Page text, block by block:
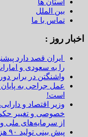
بین الملل
تماس با ما
اخبار روز :
ایران قصد دارد
را به سعودی و
واشنگتن در برابر
عمل جراحی به پایان
است!
وزیر اقتصاد و
خصوصی و تغییر
از سرمایه‌های ملی
پیش بینی تولید ۹۰ هزار تن کره تا پایان سال